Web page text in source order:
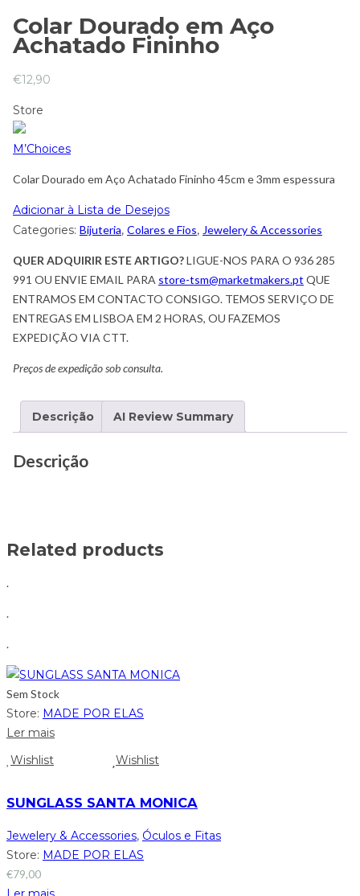
Colar Dourado em Aço
Achatado Fininho
€12,90
Store
M’Choices
Colar Dourado em Aço Achatado Fininho 45cm e 3mm espessura
Adicionar à Lista de Desejos
Categories: Bijuteria, Colares e Fios, Jewelery & Accessories
QUER ADQUIRIR ESTE ARTIGO?LIGUE-NOS PARA O 936 285
991 OU ENVIE EMAIL PARA store-tsm@marketmakers.pt QUE
ENTRAMOS EM CONTACTO CONSIGO. TEMOS SERVIÇO DE
ENTREGAS EM LISBOA EM 2 HORAS, OU FAZEMOS
EXPEDIÇÃO VIA CTT.
Preços de expedição sob consulta.
Descrição AI Review Summary
Descrição
Related products
.
.
.
Sem Stock
Store: MADE POR ELAS
Ler mais
Wishlist
Wishlist
SUNGLASS SANTA MONICA
Jewelery & Accessories, Óculos e Fitas
Store: MADE POR ELAS
€79,00